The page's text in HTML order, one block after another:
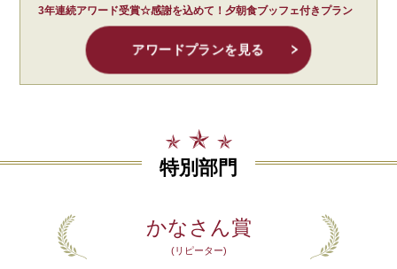
3年連続アワード受賞☆感謝を込めて！夕朝食ブッフェ付きプラン
アワードプランを見る
特別部門
かなさん賞
(リピーター)